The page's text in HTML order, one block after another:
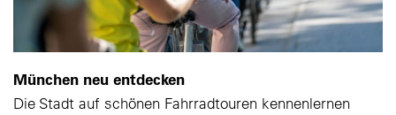
München neu entdecken
Die Stadt auf schönen Fahrradtouren kennenlernen